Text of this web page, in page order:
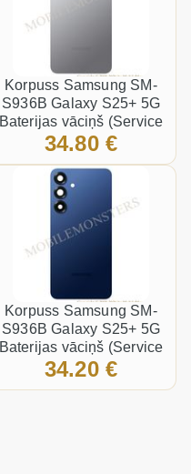
Korpuss Samsung SM-
S936B Galaxy S25+ 5G
Baterijas vāciņš (Service
pack) Sudrabs
34.80 €
Korpuss Samsung SM-
S936B Galaxy S25+ 5G
Baterijas vāciņš (Service
pack) Zils
34.20 €